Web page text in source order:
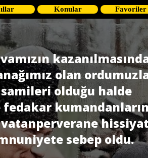
Konular Favoriler
olan
olduğu halde
sebep oldu.